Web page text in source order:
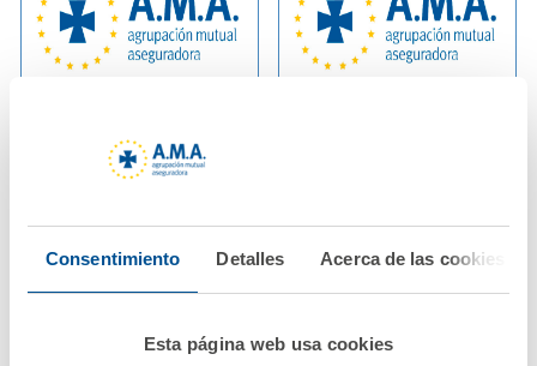
Consentimiento Detalles Acerca de las cookies
Esta página web usa cookies
02 julio 2025
Fundación A.M.A.
aprueba por
lanza la convocatoria
del XII Premio
60.000 euros